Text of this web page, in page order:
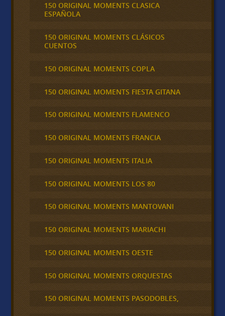
150 ORIGINAL MOMENTS CLASICA
ESPAÑOLA
150 ORIGINAL MOMENTS CLÁSICOS
CUENTOS
150 ORIGINAL MOMENTS COPLA
150 ORIGINAL MOMENTS FIESTA GITANA
150 ORIGINAL MOMENTS FLAMENCO
150 ORIGINAL MOMENTS FRANCIA
150 ORIGINAL MOMENTS ITALIA
150 ORIGINAL MOMENTS LOS 80
150 ORIGINAL MOMENTS MANTOVANI
150 ORIGINAL MOMENTS MARIACHI
150 ORIGINAL MOMENTS OESTE
150 ORIGINAL MOMENTS ORQUESTAS
150 ORIGINAL MOMENTS PASODOBLES,